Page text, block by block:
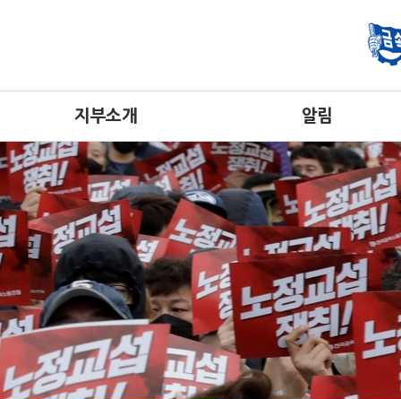
지부소개 알림